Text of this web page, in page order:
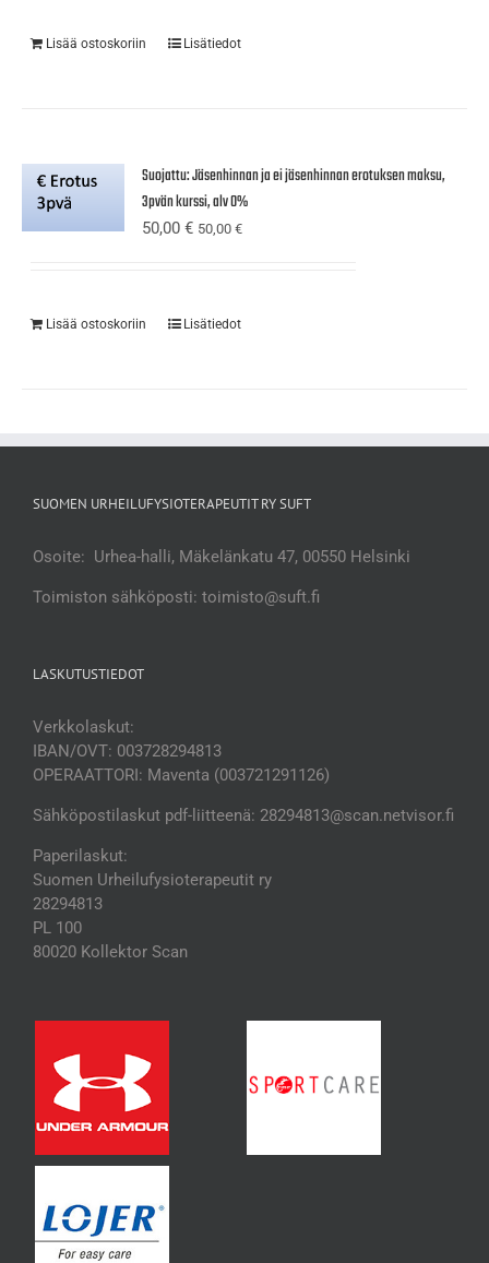
Lisää ostoskoriin Lisätiedot
Suojattu: Jäsenhinnan ja ei jäsenhinnan erotuksen maksu,
3pvän kurssi, alv 0%
50,00€ 50,00€
Lisää ostoskoriin Lisätiedot
SUOMEN URHEILUFYSIOTERAPEUTIT RY SUFT
Osoite: Urhea-halli, Mäkelänkatu 47, 00550 Helsinki
Toimiston sähköposti: toimisto@suft.fi
LASKUTUSTIEDOT
Verkkolaskut:
IBAN/OVT: 003728294813
OPERAATTORI: Maventa (003721291126)
Sähköpostilaskut pdf-liitteenä: 28294813@scan.netvisor.fi
Paperilaskut:
Suomen Urheilufysioterapeutit ry
28294813
PL 100
80020 Kollektor Scan